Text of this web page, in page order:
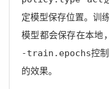
定模型保存位置。训
模型都会保存在本地
-train.epochs控
的效果。